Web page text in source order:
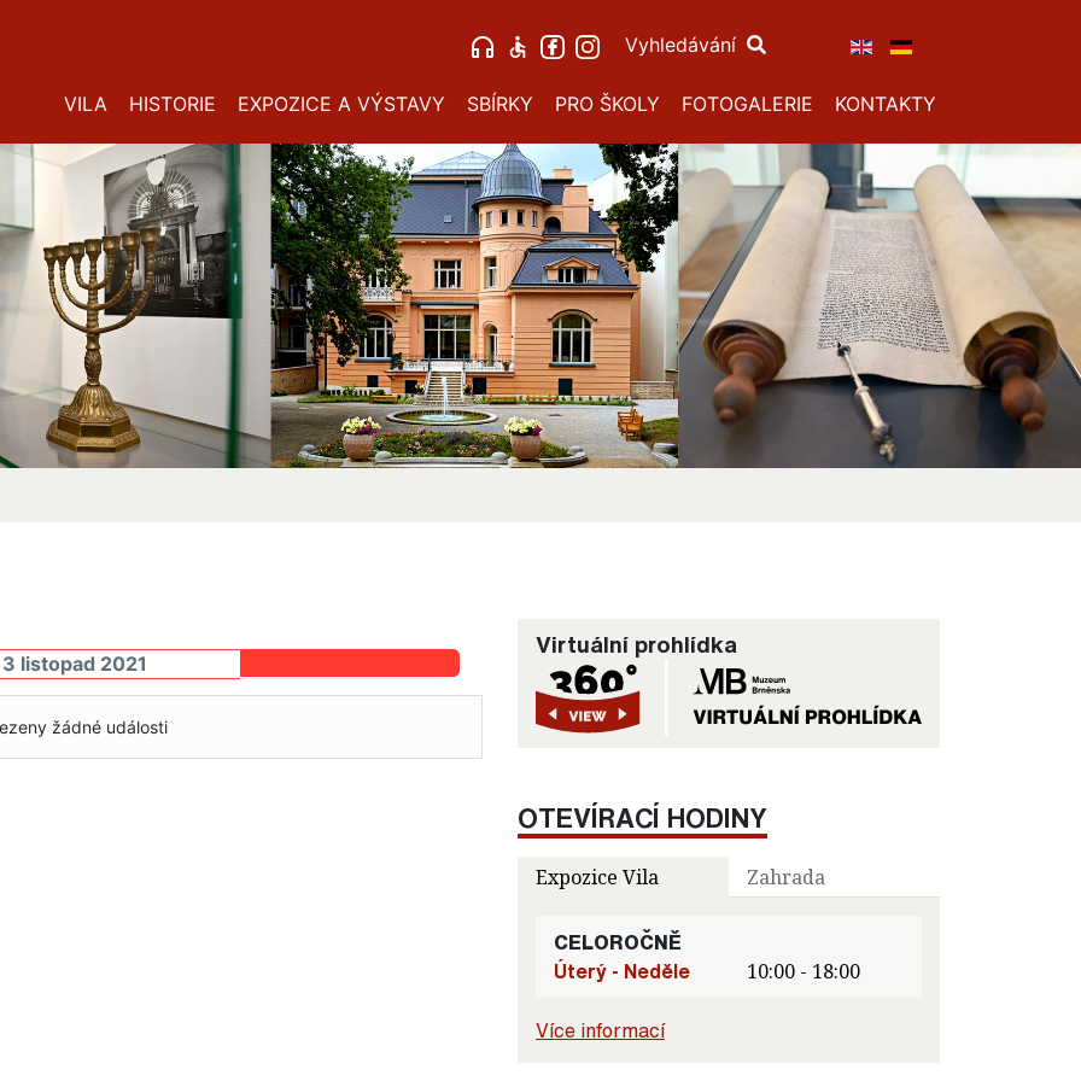
Vyhledávání
VILA HISTORIE EXPOZICE A VÝSTAVY SBÍRKY PRO ŠKOLY FOTOGALERIE KONTAKTY
listopad 2021
žádné události
Virtuální prohlídka
OTEVÍRACÍ HODINY
Expozice Vila Zahrada
CELOROČNĚ
Úterý - Neděle
10:00 - 18:00
Více informací